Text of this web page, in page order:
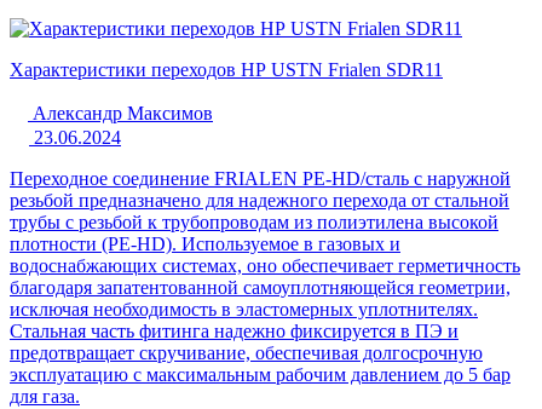
Характеристики переходов НР USTN Frialen SDR11
Александр Максимов
23.06.2024
Переходное соединение FRIALEN PE-HD/сталь с наружной
резьбой предназначено для надежного перехода от стальной
трубы с резьбой к трубопроводам из полиэтилена высокой
плотности (PE-HD). Используемое в газовых и
водоснабжающих системах, оно обеспечивает герметичность
благодаря запатентованной самоуплотняющейся геометрии,
исключая необходимость в эластомерных уплотнителях.
Стальная часть фитинга надежно фиксируется в ПЭ и
предотвращает скручивание, обеспечивая долгосрочную
эксплуатацию с максимальным рабочим давлением до 5 бар
для газа.